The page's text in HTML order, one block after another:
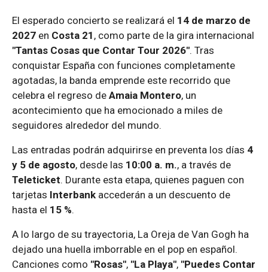
El esperado concierto se realizará el 14 de marzo de
2027 en Costa 21 , como parte de la gira internacional
"Tantas Cosas que Contar Tour 2026". Tras
conquistar España con funciones completamente
agotadas, la banda emprende este recorrido que
celebra el regreso de Amaia Montero, un
acontecimiento que ha emocionado a miles de
seguidores alrededor del mundo.
Las entradas podrán adquirirse en preventa los días 4
y 5 de agosto, desde las 10:00 a. m., a través de
Teleticket. Durante esta etapa, quienes paguen con
tarjetas Interbank accederán a un descuento de
hasta el 15 %.
A lo largo de su trayectoria, La Oreja de Van Gogh ha
dejado una huella imborrable en el pop en español.
Canciones como "Rosas", "La Playa", "Puedes Contar